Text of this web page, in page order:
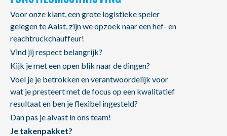
Voor onze klant, een grote logistieke speler
gelegen te Aalst, zijn we opzoek naar een hef- en
reachtruckchauffeur!
Vind jij respect belangrijk?
Kijk je met een open blik naar de dingen?
Voel je je betrokken en verantwoordelijk voor
wat je presteert met de focus op een kwalitatief
resultaat en ben je flexibel ingesteld?
Dan pas je alvast in ons team!
Je takenpakket?